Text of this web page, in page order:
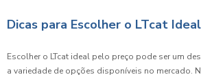
Dicas para Escolher o LTcat
Escolher o LTcat ideal pelo preço pode ser um
a variedade de opções disponíveis no mercado.